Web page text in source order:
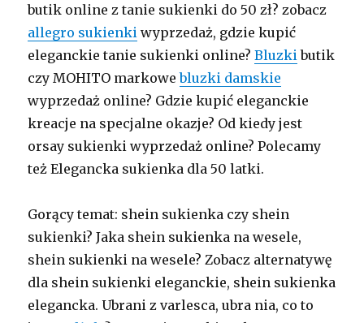
butik online z tanie sukienki do 50 zł? zobacz
allegro sukienki wyprzedaż, gdzie kupić
eleganckie tanie sukienki online?Bluzki butik
czy MOHITO markowebluzki damskie
wyprzedaż online? Gdzie kupić eleganckie
kreacje na specjalne okazje? Od kiedy jest
orsay sukienki wyprzedaż online? Polecamy
też Elegancka sukienka dla 50 latki.
Gorący temat: shein sukienka czy shein
sukienki? Jaka shein sukienka na wesele,
shein sukienki na wesele? Zobacz alternatywę
dla shein sukienki eleganckie, shein sukienka
elegancka. Ubrani z varlesca, ubra nia, co to